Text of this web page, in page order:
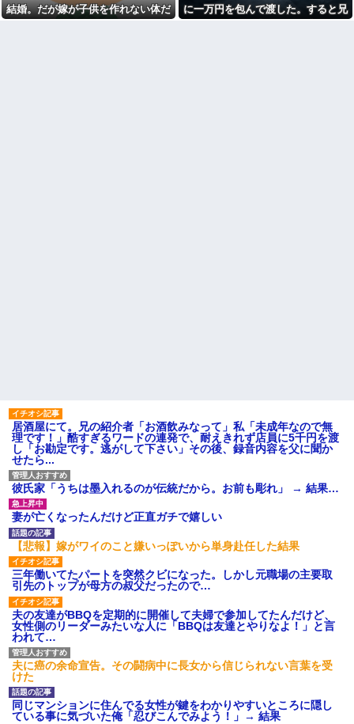
アルファード一括で買えちゃう
私って素敵」
私「初めて飲む味だけどなん
のお茶？」彼「ちっ！」私「」
【GIF】JSのカンチョーワロ
タ
後続車にクラクションを鳴ら
され彼氏が逆切れ。「何クラク
ション鳴らしてんだ！降りてこ
いよ！」と怒鳴りだし...
【衝撃】報酬100万円超の治験
募集がこちらｗｗｗｗｗ(※画像
あり)
【ネット騒然】惨殺されたタ
ワマン頂き女子のこの動画、す
げえええええｗｗｗｗｗｗｗｗ
ｗｗｗ
【愕然】白のクラウン俺氏、
高速道路左車線を制限速度で走
った結果wwwwwwwwwwww
百年の恋12-899 食べた量を
張り合ってくる
【悲報】佐藤輝明・・・２軍
でも盛大にやらかす←あまり悲
しませないでくれ
高校３年生の女です。家が嫌
いすぎて家を出て現在養護施設
結婚。だが嫁が子供を作れない体だ
に一万円を包んで渡した。すると兄
居酒屋にて。兄の紹介者「お酒飲みなって」私「未成年なので無
理です！」酷すぎるワードの連発で、耐えきれず店員に5千円を渡
し「お勘定です。逃がして下さい」その後、録音内容を父に聞か
せたら...
彼氏家「うちは墨入れるのが伝統だから。お前も彫れ」 → 結果…
妻が亡くなったんだけど正直ガチで嬉しい
【悲報】嫁がワイのこと嫌いっぽいから単身赴任した結果
三年働いてたパートを突然クビになった。しかし元職場の主要取
引先のトップが母方の叔父だったので…
夫の友達がBBQを定期的に開催して夫婦で参加してたんだけど、
女性側のリーダーみたいな人に「BBQは友達とやりなよ！」と言
われて…
夫に癌の余命宣告。その闘病中に長女から信じられない言葉を受
けた
同じマンションに住んでる女性が鍵をわかりやすいところに隠し
ている事に気づいた俺「忍びこんでみよう！」→ 結果